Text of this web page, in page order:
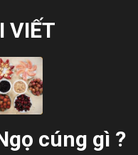
VIẾT
cúng gì ?